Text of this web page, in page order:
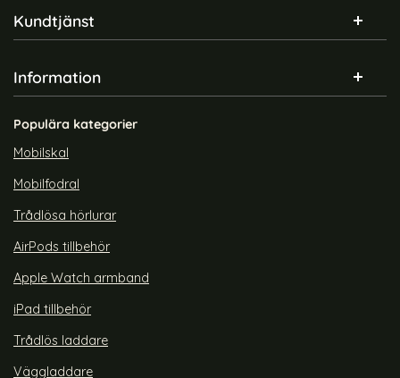
Sidfot Blandad info och länkar
Kundtjänst
Information
Populära kategorier
Mobilskal
Mobilfodral
Trådlösa hörlurar
AirPods tillbehör
Apple Watch armband
iPad tillbehör
Trådlös laddare
Väggladdare